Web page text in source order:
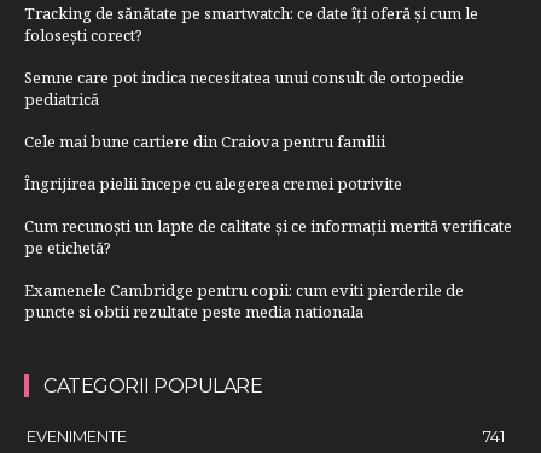
Tracking de sănătate pe smartwatch: ce date îți oferă și cum le
folosești corect?
Semne care pot indica necesitatea unui consult de ortopedie
pediatrică
Cele mai bune cartiere din Craiova pentru familii
Îngrijirea pielii începe cu alegerea cremei potrivite
Cum recunoști un lapte de calitate și ce informații merită verificate
pe etichetă?
Examenele Cambridge pentru copii: cum eviti pierderile de
puncte si obtii rezultate peste media nationala
CATEGORII POPULARE
EVENIMENTE
741